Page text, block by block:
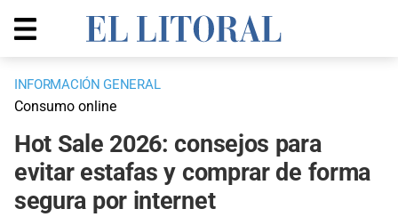
INFORMACIÓN GENERAL
Consumo online
Hot Sale 2026: consejos para
evitar estafas y comprar de forma
segura por internet